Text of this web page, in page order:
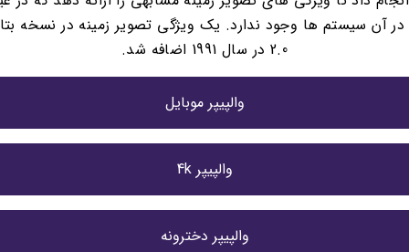
2.0 در سال 1991 اضافه شد.
والپیپر موبایل
والپیپر 4k
والپیپر دخترونه